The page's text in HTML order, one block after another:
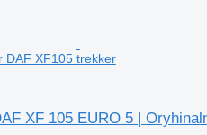
DAF XF105 trekker
XF 105 EURO 5 |